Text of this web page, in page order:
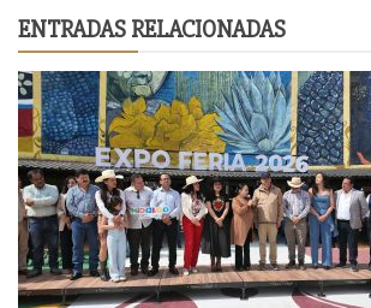
ENTRADAS RELACIONADAS